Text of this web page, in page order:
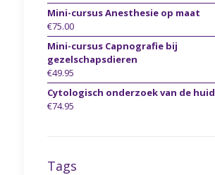
Mini-cursus Anesthesie op maat
€75.00
Mini-cursus Capnografie bij
gezelschapsdieren
€49.95
Cytologisch onderzoek van de huid
€74.95
Tags